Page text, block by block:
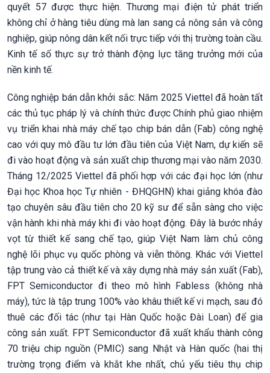
quyết 57 được thực hiện. Thương mại điện tử phát triển
không chỉ ở hàng tiêu dùng mà lan sang cả nông sản và công
nghiệp, giúp nông dân kết nối trực tiếp với thị trường toàn cầu.
Kinh tế số thực sự trở thành động lực tăng trưởng mới của
nền kinh tế.
Công nghiệp bán dẫn khởi sắc: Năm 2025 Viettel đã hoàn tất
các thủ tục pháp lý và chính thức được Chính phủ giao nhiệm
vụ triển khai nhà máy chế tạo chip bán dẫn (Fab) công nghệ
cao với quy mô đầu tư lớn đầu tiên của Việt Nam, dự kiến sẽ
đi vào hoạt động và sản xuất chip thương mại vào năm 2030.
Tháng 12/2025 Viettel đã phối hợp với các đại học lớn (như
Đại học Khoa học Tự nhiên - ĐHQGHN) khai giảng khóa đào
tạo chuyên sâu đầu tiên cho 20 kỹ sư để sẵn sàng cho việc
vận hành khi nhà máy khi đi vào hoạt động. Đây là bước nhảy
vọt từ thiết kế sang chế tạo, giúp Việt Nam làm chủ công
nghệ lõi phục vụ quốc phòng và viễn thông. Khác với Viettel
tập trung vào cả thiết kế và xây dựng nhà máy sản xuất (Fab),
FPT Semiconductor đi theo mô hình Fabless (không nhà
máy), tức là tập trung 100% vào khâu thiết kế vi mạch, sau đó
thuê các đối tác (như tại Hàn Quốc hoặc Đài Loan) để gia
công sản xuất. FPT Semiconductor đã xuất khẩu thành công
70 triệu chip nguồn (PMIC) sang Nhật và Hàn quốc (hai thị
trường trọng điểm và khắt khe nhất, chủ yếu tiêu thụ chip